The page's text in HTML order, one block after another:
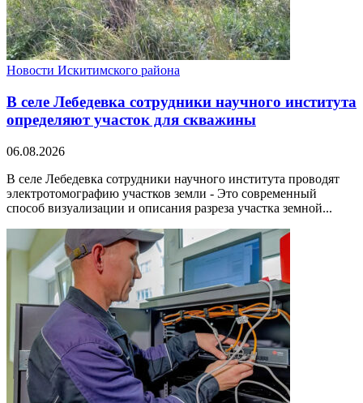
Новости Искитимского района
В селе Лебедевка сотрудники научного института
определяют участок для скважины
06.08.2026
В селе Лебедевка сотрудники научного института проводят
электротомографию участков земли - Это современный
способ визуализации и описания разреза участка земной...